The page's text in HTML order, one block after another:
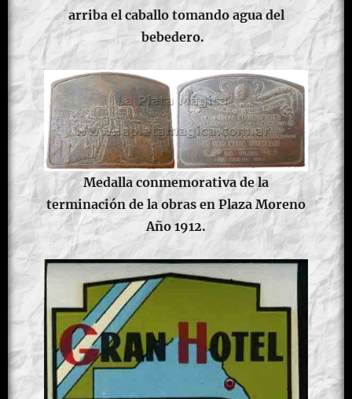
arriba el caballo tomando agua del
bebedero.
Medalla conmemorativa de la
terminación de la obras en Plaza Moreno
Año 1912.